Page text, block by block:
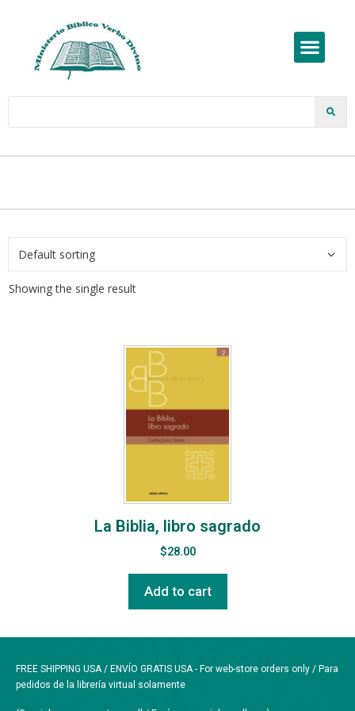
Showing the single result
La Biblia, libro sagrado
$28.00
Add to cart
FREE SHIPPING USA / ENVÍO GRATIS USA - For web-store orders only / Para
pedidos de la librería virtual solamente